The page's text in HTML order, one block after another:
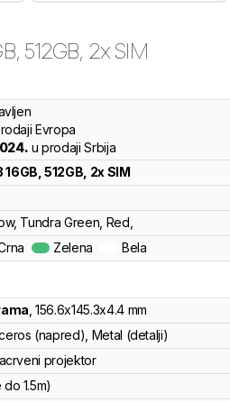
512GB, 2x SIM
Evropa
u prodaji Srbija
512GB, 2x SIM
Tundra Green, Red,
Zelena Bela
,156.6x145.3x4.4mm
(napred), Metal (detalji)
projektor
1.5m)